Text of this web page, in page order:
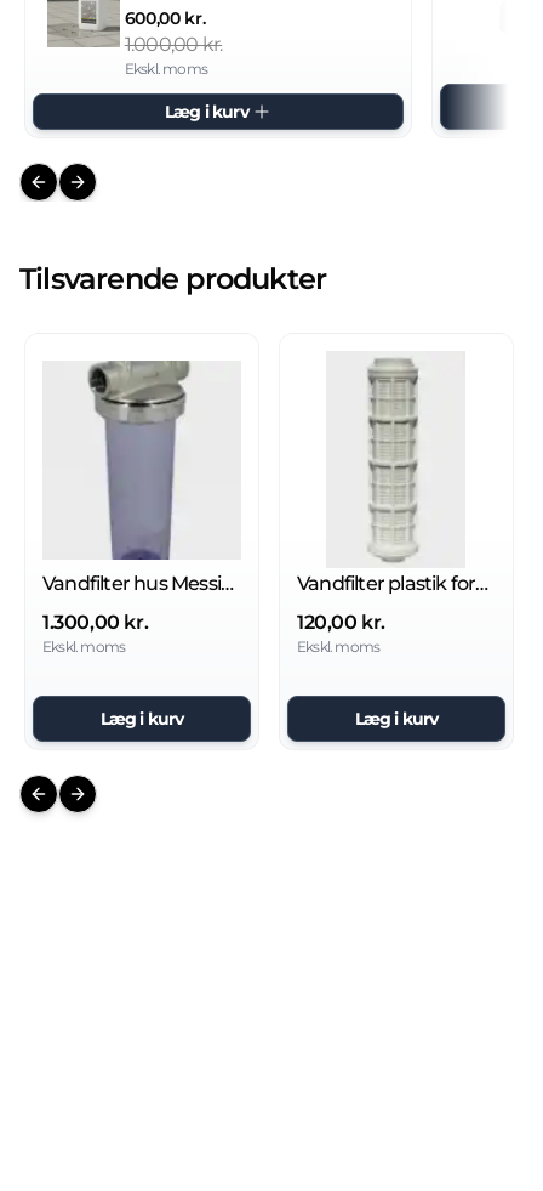
600,00 kr.
1.000,00 kr.
Ekskl. moms
Læg i kurv
Previous slide
Next slide
Tilsvarende produkter
Vandfilter hus Messing/plastik
1.300,00 kr.
Ekskl. moms
Læg i kurv
Vandfilter plastik forstærket 120 M (Rengøringsvenlig)
120,00 kr.
Ekskl. moms
Læg i kurv
Previous slide
Next slide